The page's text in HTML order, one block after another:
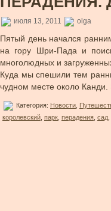
июля 13, 2011 olga
Пятый день начался
на гору Шри-Пада и
многолюдных и
Куда мы спешили тем
чудном месте около Канди.
Категория: Новости
королевский парк перадения сад